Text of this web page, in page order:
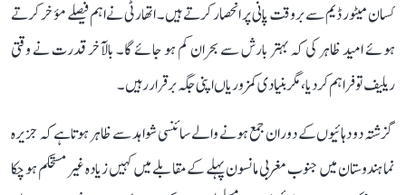
کسان میٹور ڈیم سے بروقت پانی پر انحصار کرتے ہیں۔ اتھارٹی نے اہم فیصلے مؤخر کرتے
ہوئے امید ظاہر کی کہ بہتر بارش سے بحران کم ہو جائے گا۔ بالآخر قدرت نے وقتی
ریلیف تو فراہم کر دیا، مگر بنیادی کمزوریاں اپنی جگہ برقرار رہیں۔
گزشتہ دو دہائیوں کے دوران جمع ہونے والے سائنسی شواہد سے ظاہر ہوتا ہے کہ جزیرہ
نما ہندوستان میں جنوب مغربی مانسون پہلے کے مقابلے میں کہیں زیادہ غیر مستحکم ہو چکا